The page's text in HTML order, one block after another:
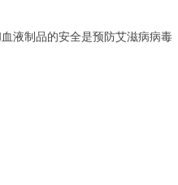
液制品的安全是预防艾滋病病毒